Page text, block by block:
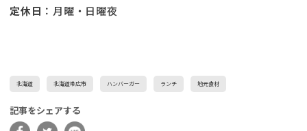
定休日 ：月曜・日曜夜
北海道 北海道帯広市 ハンバーガー ランチ 地元食材
記事をシェアする